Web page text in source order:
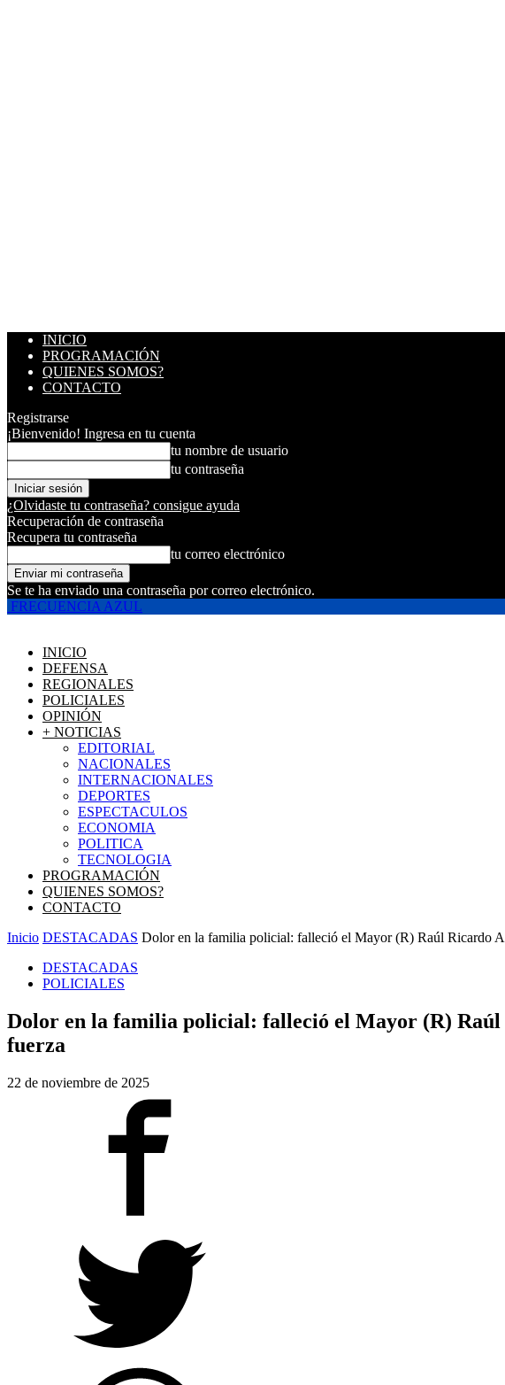
INICIO
PROGRAMACIÓN
QUIENES SOMOS?
CONTACTO
Registrarse
¡Bienvenido! Ingresa en tu cuenta
tu nombre de usuario
tu contraseña
¿Olvidaste tu contraseña? consigue ayuda
Recuperación de contraseña
Recupera tu contraseña
tu correo electrónico
Se te ha enviado una contraseña por correo electrónico.
FRECUENCIA AZUL
INICIO
DEFENSA
REGIONALES
POLICIALES
OPINIÓN
+ NOTICIAS
EDITORIAL
NACIONALES
INTERNACIONALES
DEPORTES
ESPECTACULOS
ECONOMIA
POLITICA
TECNOLOGIA
PROGRAMACIÓN
QUIENES SOMOS?
CONTACTO
Inicio DESTACADAS Dolor en la familia policial: falleció el Mayor (R) Raúl Ricardo
DESTACADAS
POLICIALES
Dolor en la familia policial: falleció el Mayor (R) Raúl
fuerza
22 de noviembre de 2025